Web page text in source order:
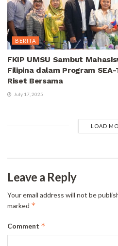
BERITA
FKIP UMSU Sambut
Filipina dalam Program
Riset Bersama
July 17, 2025
LOAD
Leave a Reply
Your email address will not be
marked *
Comment *